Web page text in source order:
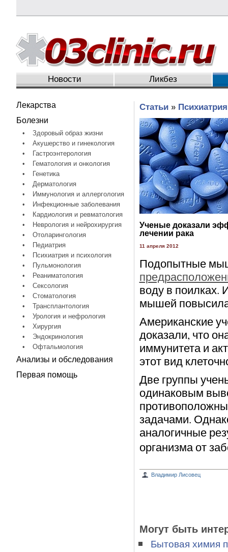
Новости Ликбез
Лекарства
Болезни
•
Здоровый образ жизни
•
Акушерство и гинекология
•
Гастроэнтерология
•
Гематология и онкология
•
Генетика
•
Дерматология
•
Иммунология и аллергология
•
Инфекционные заболевания
•
Кардиология и ревматология
•
Неврология и нейрохирургия
•
Отоларингология
•
Педиатрия
•
Психиатрия и психология
•
Пульмонология
•
Реаниматология
•
Сексология
•
Стоматология
•
Трансплантология
•
Урология и нефрология
•
Хирургия
•
Эндокринология
•
Офтальмология
Анализы и обследования
Первая помощь
Статьи»
Ученые доказали
лечении рака
11 апреля 2012
Подопытные
воду в поилках.
мышей
Американские
доказали, что
иммунитета и
этот вид
Две группы
одинаковым
задачами.
аналогичные
организма от
Владимир Лисовец
Могут быть
Бытовая химия